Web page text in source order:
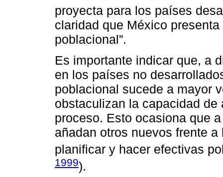
proyecta para los países
claridad que México
poblacional”.
Es importante indicar que, a
en los países no
poblacional sucede a mayor
obstaculizan la capacidad
proceso. Esto ocasiona que
añadan otros nuevos frente
planificar y hacer efectivas
1999).